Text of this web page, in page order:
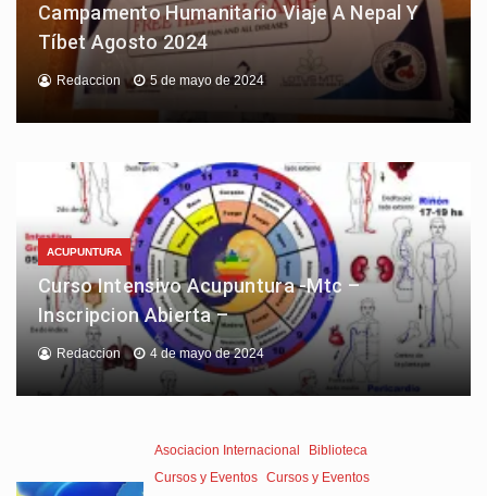
Campamento Humanitario Viaje A Nepal Y
Tíbet Agosto 2024
Redaccion 5 de mayo de 2024
ACUPUNTURA
Curso Intensivo Acupuntura -Mtc –
Inscripcion Abierta –
Redaccion 4 de mayo de 2024
Asociacion Internacional
Biblioteca
Cursos y Eventos Cursos y Eventos